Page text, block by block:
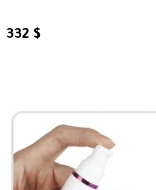
332 $